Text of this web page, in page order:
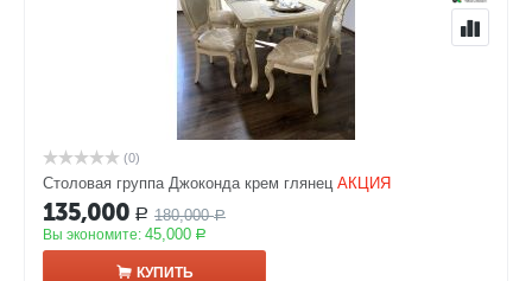
(0)
Столовая группа Джоконда крем глянец АКЦИЯ
135,000 Р 180,000 Р
Вы экономите: 45,000 Р
КУПИТЬ